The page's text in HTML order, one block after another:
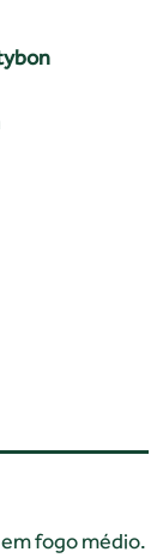
fogo médio.